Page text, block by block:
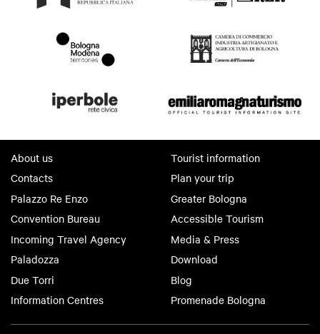
About us
Contacts
Palazzo Re Enzo
Convention Bureau
Incoming Travel Agency
Paladozza
Due Torri
Information Centres
Tourist information
Plan your trip
Greater Bologna
Accessible Tourism
Media & Press
Download
Blog
Promenade Bologna